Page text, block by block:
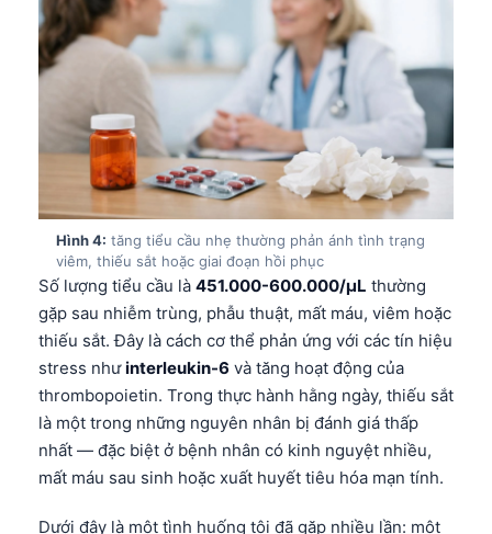
Hình 4: tăng tiểu cầu nhẹ thường phản ánh tình trạng
viêm, thiếu sắt hoặc giai đoạn hồi phục
Số lượng tiểu cầu là 451.000-600.000/µL thường
gặp sau nhiễm trùng, phẫu thuật, mất máu, viêm hoặc
thiếu sắt. Đây là cách cơ thể phản ứng với các tín hiệu
stress nhưinterleukin-6 và tăng hoạt động của
thrombopoietin. Trong thực hành hằng ngày, thiếu sắt
là một trong những nguyên nhân bị đánh giá thấp
nhất — đặc biệt ở bệnh nhân có kinh nguyệt nhiều,
mất máu sau sinh hoặc xuất huyết tiêu hóa mạn tính.
Dưới đây là một tình huống tôi đã gặp nhiều lần: một